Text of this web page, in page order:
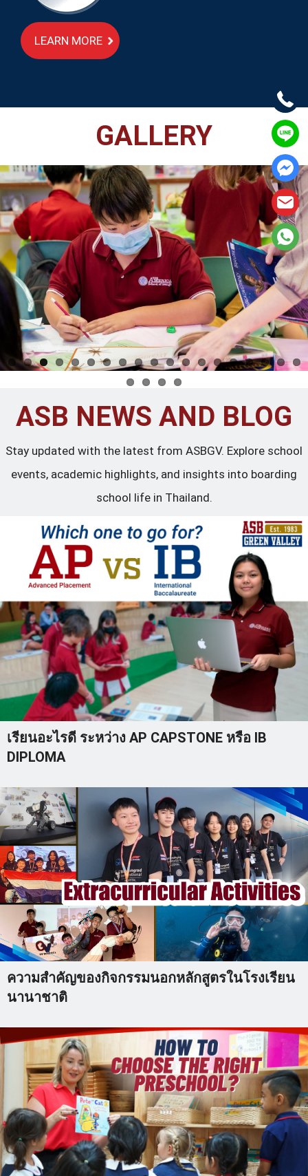
LEARN MORE
GALLERY
ASB NEWS AND BLOG
Stay updated with the latest from ASBGV. Explore school
events, academic highlights, and insights into boarding
school life in Thailand.
เรียนอะไรดี ระหว่าง AP CAPSTONE หรือ IB
DIPLOMA
ความสำคัญของกิจกรรมนอกหลักสูตรในโรงเรียน
นานาชาติ